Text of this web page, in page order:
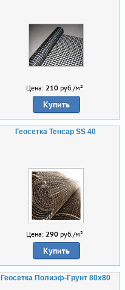
Цена: 210 руб./м²
Купить
Геосетка Тенсар SS 40
Цена: 290 руб./м²
Купить
Геосетка Полиэф-Грунт 80х80